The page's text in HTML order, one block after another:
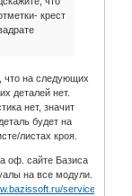
крест
что на следующих
деталей нет.
нет, значит
будет на
листах кроя.
оф. сайте Базиса
на все модули.
service/file_a